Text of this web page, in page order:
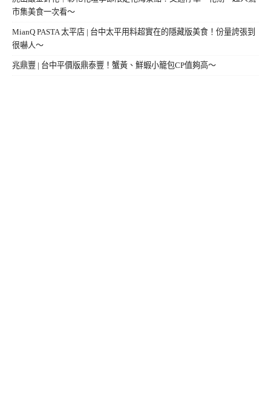
市集美食一次看～
MianQ PASTA 太平店 | 台中太平用料超實在的隱藏版美食！份量誇張到
很嚇人～
兆鼎豐 | 台中平價版鼎泰豐！蟹黃、鮮蝦小籠包CP值夠高～